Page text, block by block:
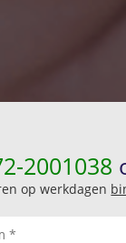
2001038
op werkdagen